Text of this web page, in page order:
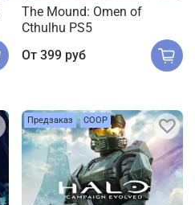
The Mound: Omen of
Cthulhu PS5
От 399 руб
Предзаказ COOP